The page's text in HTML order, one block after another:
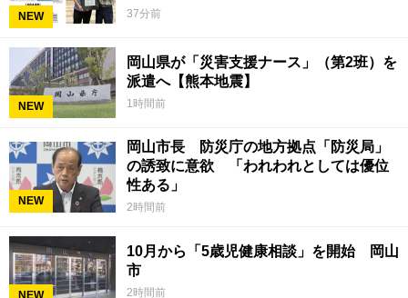
NEW 37分前
NEW
岡山県が「災害支援ナース」（第2班）を
派遣へ【熊本地震】
1時間前
NEW
岡山市長 防災庁の地方拠点「防災局」
の誘致に意欲 「われわれとしては優位
性ある」
2時間前
NEW
10月から「5歳児健康相談」を開始 岡山
市
2時間前